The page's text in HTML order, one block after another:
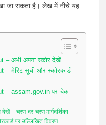
जा सकता है। लेख में नीचे यह
– अभी अपना स्कोर देखें
मेरिट सूची और स्कोरकार्ड
– assam.gov.in पर चेक
– चरण-दर-चरण मार्गदर्शिका
पर उल्लिखित विवरण